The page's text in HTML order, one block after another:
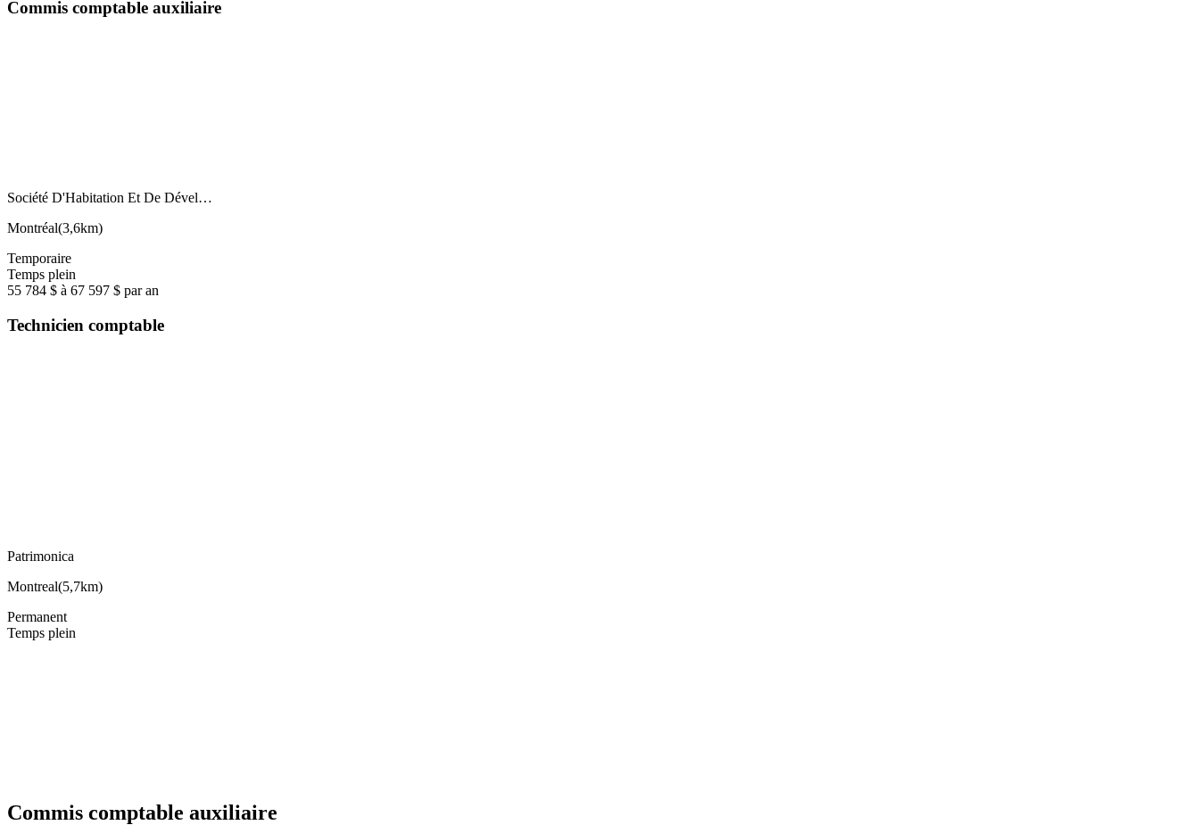
Commis comptable auxiliaire
Société D'Habitation Et De Dével…
Montréal(3,6km)
Temporaire
Temps plein
55 784 $ à 67 597 $ par an
Technicien comptable
Patrimonica
Montreal(5,7km)
Permanent
Temps plein
Commis comptable auxiliaire